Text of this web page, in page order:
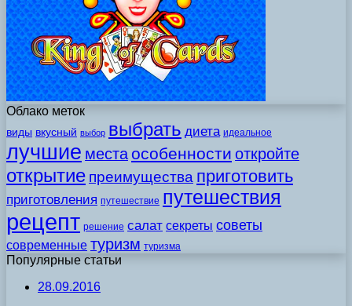
Облако меток
виды вкусный выбор выбрать диета идеальное
лучшие места особенности откройте
открытие преимущества приготовить
приготовления путешествие путешествия
рецепт решение салат секреты советы
современные туризм туризма
Популярные статьи
28.09.2016